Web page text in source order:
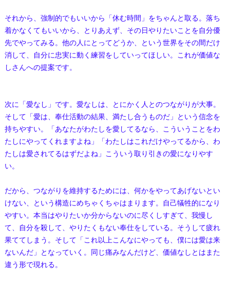
それから、強制的でもいいから「休む時間」をちゃんと取る。落ち
着かなくてもいいから、とりあえず、その日やりたいことを自分優
先でやってみる。他の人にとってどうか、という世界をその間だけ
消して、自分に忠実に動く練習をしていってほしい。これが価値な
しさんへの提案です。
次に「愛なし」です。愛なしは、とにかく人とのつながりが大事。
そして「愛は、奉仕活動の結果、満たし合うものだ」という信念を
持ちやすい。「あなたがわたしを愛してるなら、こういうことをわ
たしにやってくれますよね」「わたしはこれだけやってるから、わ
たしは愛されてるはずだよね」こういう取り引きの愛になりやす
い。
だから、つながりを維持するためには、何かをやってあげないとい
けない、という構造にめちゃくちゃはまります。自己犠牲的になり
やすい。本当はやりたいか分からないのに尽くしすぎて、我慢し
て、自分を殺して、やりたくもない奉仕をしている。そうして疲れ
果ててしまう。そして「これ以上こんなにやっても、僕には愛は来
ないんだ」となっていく。同じ痛みなんだけど、価値なしとはまた
違う形で現れる。